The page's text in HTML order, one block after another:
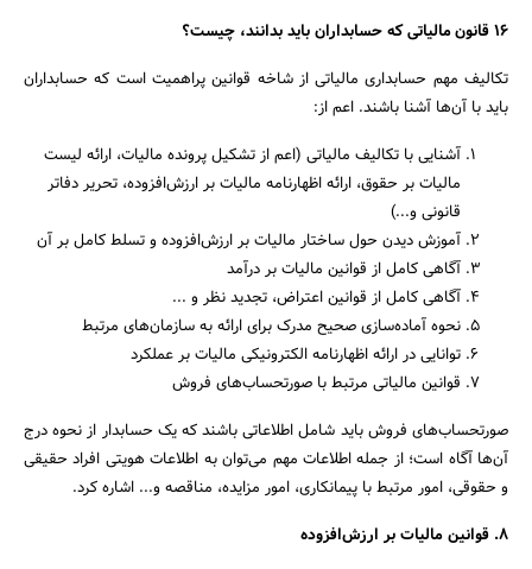
16 قانون مالیاتی که حسابداران باید بدانند، چیست؟
تکالیف مهم حسابداری مالیاتی از شاخه قوانین پراهمیت است که حسابداران
باید با آن‌ها آشنا باشند. اعم از:
آشنایی با تکالیف مالیاتی (اعم از تشکیل پرونده مالیات، ارائه لیست
مالیات بر حقوق، ارائه اظهارنامه مالیات بر ارزش‌افزوده، تحریر دفاتر
قانونی و...)
آموزش دیدن حول ساختار مالیات بر ارزش‌افزوده و تسلط کامل بر آن
آگاهی کامل از قوانین مالیات بر درآمد
آگاهی کامل از قوانین اعتراض، تجدید نظر و ...
نحوه آماده‌سازی صحیح مدرک برای ارائه به سازمان‌های مرتبط
توانایی در ارائه اظهارنامه الکترونیکی مالیات بر عملکرد
قوانین مالیاتی مرتبط با صورتحساب‌های فروش
صورتحساب‌های فروش باید شامل اطلاعاتی باشند که یک حسابدار از نحوه درج
آن‌ها آگاه است؛ از جمله اطلاعات مهم می‌توان به اطلاعات هویتی افراد حقیقی
و حقوقی، امور مرتبط با پیمانکاری، امور مزایده، مناقصه و... اشاره کرد.
8. قوانین مالیات بر ارزش‌افزوده